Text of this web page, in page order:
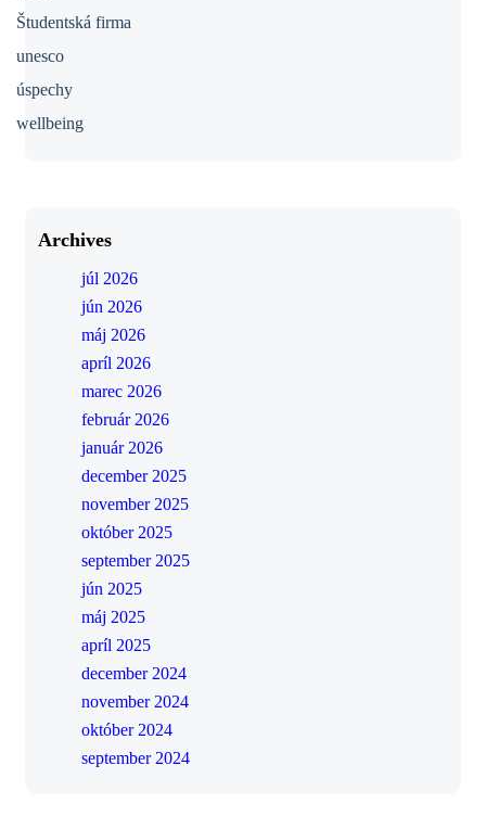
Študentská firma
unesco
úspechy
wellbeing
Archives
júl 2026
jún 2026
máj 2026
apríl 2026
marec 2026
február 2026
január 2026
december 2025
november 2025
október 2025
september 2025
jún 2025
máj 2025
apríl 2025
december 2024
november 2024
október 2024
september 2024